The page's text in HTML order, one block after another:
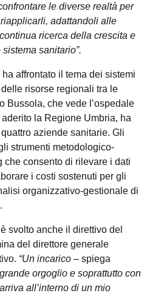
le diverse realtà per
adattandoli alle
ricerca della crescita e
sanitario”.
affrontato il tema dei sistemi
risorse regionali tra le
Bussola, che vede l’ospedale
la Regione Umbria, ha
aziende sanitarie. Gli
strumenti metodologico-
consento di rilevare i dati
i costi sostenuti per gli
organizzativo-gestionale di
svolto anche il direttivo del
del direttore generale
“Un incarico – spiega
orgoglio e soprattutto con
all’interno di un mio